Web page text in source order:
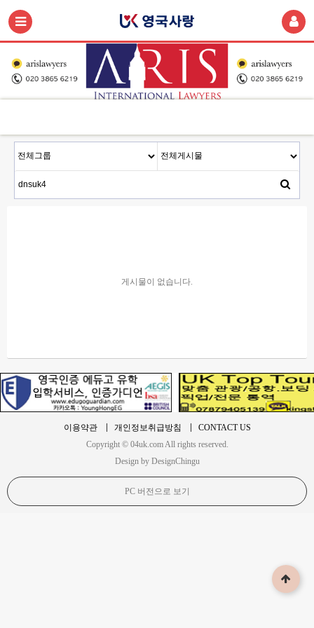
게시물이 없습니다.
이용약관 개인정보취급방침
CONTACT US
Copyright © 04uk.com All rights reserved.
Design by DesignChingu
PC 버전으로 보기